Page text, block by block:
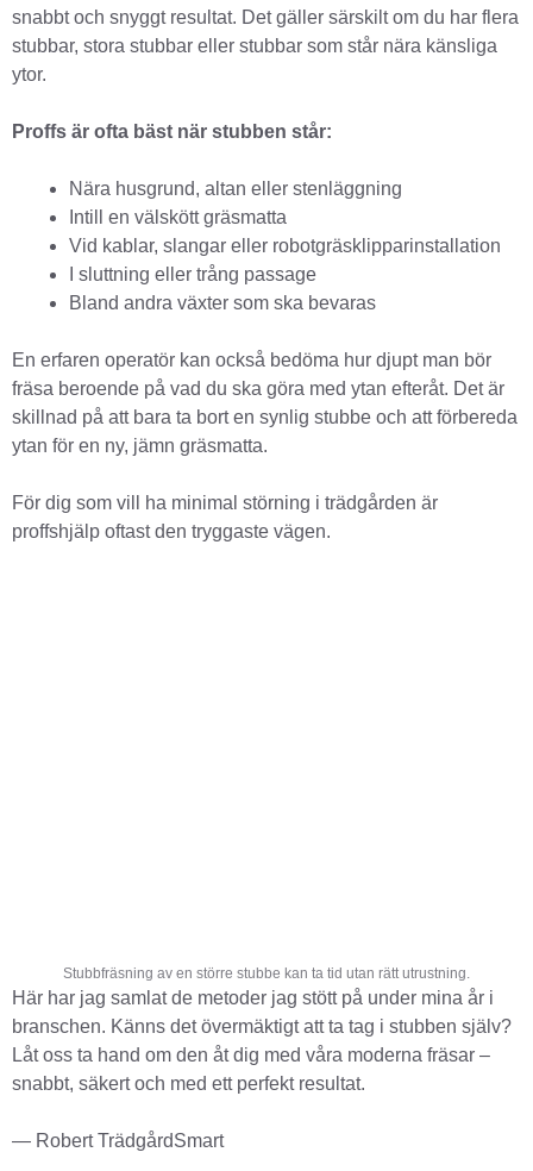
snabbt och snyggt resultat. Det gäller särskilt om du har flera
stubbar, stora stubbar eller stubbar som står nära känsliga
ytor.
Proffs är ofta bäst när stubben står:
Nära husgrund, altan eller stenläggning
Intill en välskött gräsmatta
Vid kablar, slangar eller robotgräsklipparinstallation
I sluttning eller trång passage
Bland andra växter som ska bevaras
En erfaren operatör kan också bedöma hur djupt man bör
fräsa beroende på vad du ska göra med ytan efteråt. Det är
skillnad på att bara ta bort en synlig stubbe och att förbereda
ytan för en ny, jämn gräsmatta.
För dig som vill ha minimal störning i trädgården är
proffshjälp oftast den tryggaste vägen.
Stubbfräsning av en större stubbe kan ta tid utan rätt utrustning.
Här har jag samlat de metoder jag stött på under mina år i
branschen. Känns det övermäktigt att ta tag i stubben själv?
Låt oss ta hand om den åt dig med våra moderna fräsar –
snabbt, säkert och med ett perfekt resultat.
— Robert TrädgårdSmart